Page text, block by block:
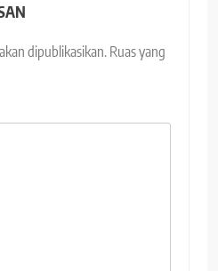
dipublikasikan. Ruas yang